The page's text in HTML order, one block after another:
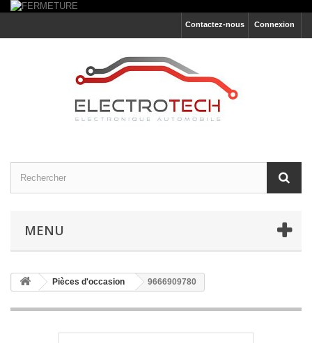
Connexion
Contactez-nous
MENU
Pièces d'occasion 9666909780